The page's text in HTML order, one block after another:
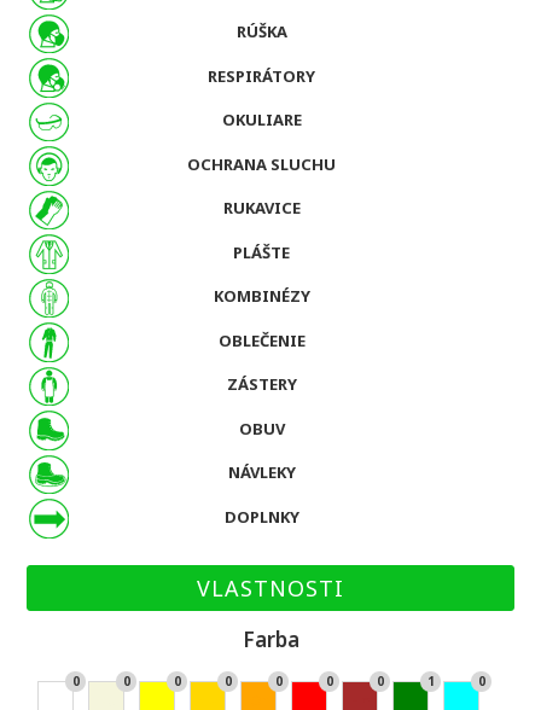
RÚŠKA
RESPIRÁTORY
OKULIARE
OCHRANA SLUCHU
RUKAVICE
PLÁŠTE
KOMBINÉZY
OBLEČENIE
ZÁSTERY
OBUV
NÁVLEKY
DOPLNKY
VLASTNOSTI
Farba
0 0 0 0 0 0 0 1 0